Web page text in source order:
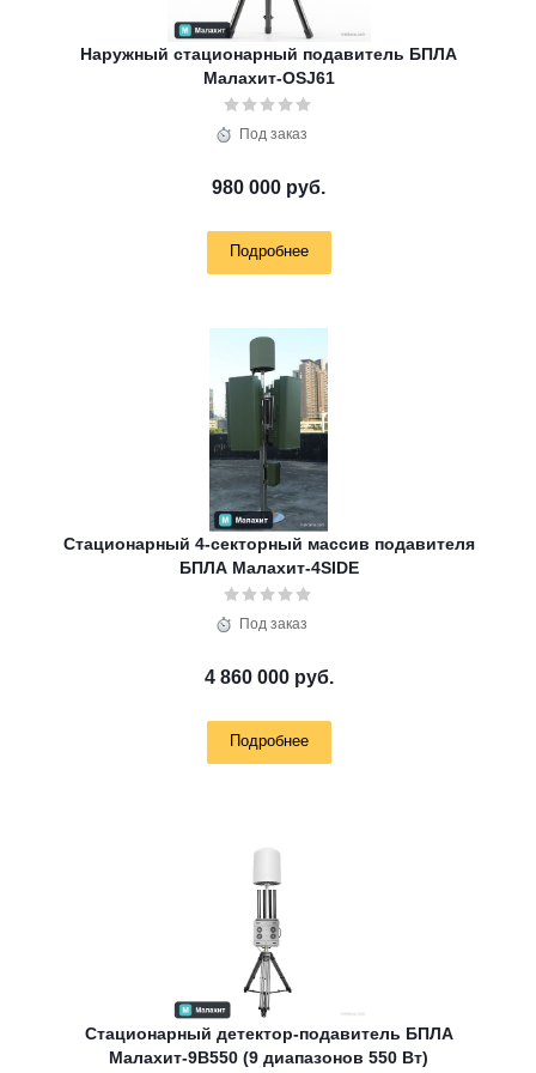
Наружный стационарный подавитель БПЛА
Малахит-OSJ61
Под заказ
980 000 руб.
Подробнее
Стационарный 4-секторный массив подавителя
БПЛА Малахит-4SIDE
Под заказ
4 860 000 руб.
Подробнее
Стационарный детектор-подавитель БПЛА
Малахит-9B550 (9 диапазонов 550 Вт)